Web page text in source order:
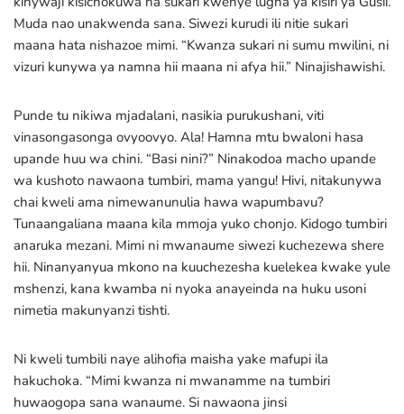
Muda nao unakwenda sana. Siwezi kurudi ili nitie sukari
maana hata nishazoe mimi. “Kwanza sukari ni sumu mwilini, ni
vizuri kunywa ya namna hii maana ni afya hii.” Ninajishawishi.
Punde tu nikiwa mjadalani, nasikia purukushani, viti
vinasongasonga ovyoovyo. Ala! Hamna mtu bwaloni hasa
upande huu wa chini. “Basi nini?” Ninakodoa macho upande
wa kushoto nawaona tumbiri, mama yangu! Hivi, nitakunywa
chai kweli ama nimewanunulia hawa wapumbavu?
Tunaangaliana maana kila mmoja yuko chonjo. Kidogo tumbiri
anaruka mezani. Mimi ni mwanaume siwezi kuchezewa shere
hii. Ninanyanyua mkono na kuuchezesha kuelekea kwake yule
mshenzi, kana kwamba ni nyoka anayeinda na huku usoni
nimetia makunyanzi tishti.
Ni kweli tumbili naye alihofia maisha yake mafupi ila
hakuchoka. “Mimi kwanza ni mwanamme na tumbiri
huwaogopa sana wanaume. Si nawaona jinsi